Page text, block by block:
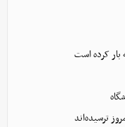
بار کرده است
ترسیده‌اند